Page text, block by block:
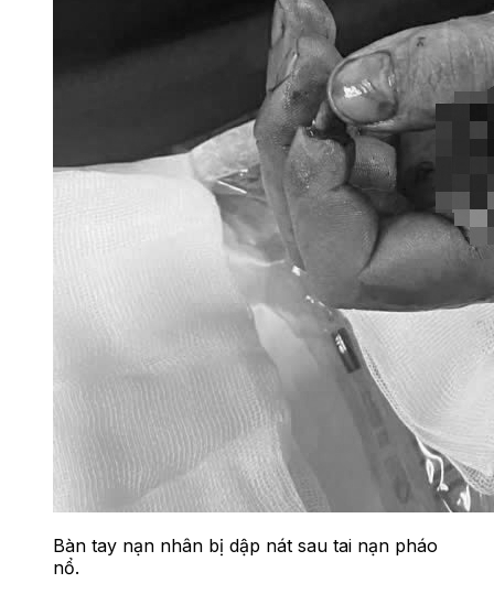
Bàn tay nạn nhân bị dập nát sau tai nạn pháo
nổ.